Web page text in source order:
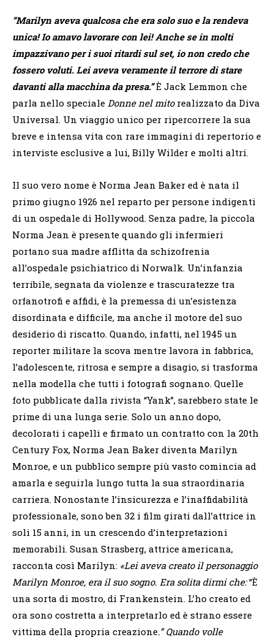
“Marilyn aveva qualcosa che era solo suo e la rendeva
unica! Io amavo lavorare con lei! Anche se in molti
impazzivano per i suoi ritardi sul set, io non credo che
fossero voluti. Lei aveva veramente il terrore di stare
davanti alla macchina da presa.” È Jack Lemmon che
parla nello speciale Donne nel mitorealizzato da Diva
Universal. Un viaggio unico per ripercorrere la sua
breve e intensa vita con rare immagini di repertorio e
interviste esclusive a lui, Billy Wilder e molti altri.
Il suo vero nome è Norma Jean Baker ed è nata il
primo giugno 1926 nel reparto per persone indigenti
di un ospedale di Hollywood. Senza padre, la piccola
Norma Jean è presente quando gli infermieri
portano sua madre afflitta da schizofrenia
all’ospedale psichiatrico di Norwalk. Un’infanzia
terribile, segnata da violenze e trascuratezze tra
orfanotrofi e affidi, è la premessa di un’esistenza
disordinata e difficile, ma anche il motore del suo
desiderio di riscatto. Quando, infatti, nel 1945 un
reporter militare la scova mentre lavora in fabbrica,
l’adolescente, ritrosa e sempre a disagio, si trasforma
nella modella che tutti i fotografi sognano. Quelle
foto pubblicate dalla rivista “Yank”, sarebbero state le
prime di una lunga serie. Solo un anno dopo,
decolorati i capelli e firmato un contratto con la 20th
Century Fox, Norma Jean Baker diventa Marilyn
Monroe, e un pubblico sempre più vasto comincia ad
amarla e seguirla lungo tutta la sua straordinaria
carriera. Nonostante l’insicurezza e l’inaffidabilità
professionale, sono ben 32 i film girati dall’attrice in
soli 15 anni, in un crescendo d’interpretazioni
memorabili. Susan Strasberg, attrice americana,
racconta così Marilyn: «Lei aveva creato il personaggio
Marilyn Monroe, era il suo sogno. Era solita dirmi che:“È
una sorta di mostro, di Frankenstein. L’ho creato ed
ora sono costretta a interpretarlo ed è strano essere
vittima della propria creazione.” Quando volle